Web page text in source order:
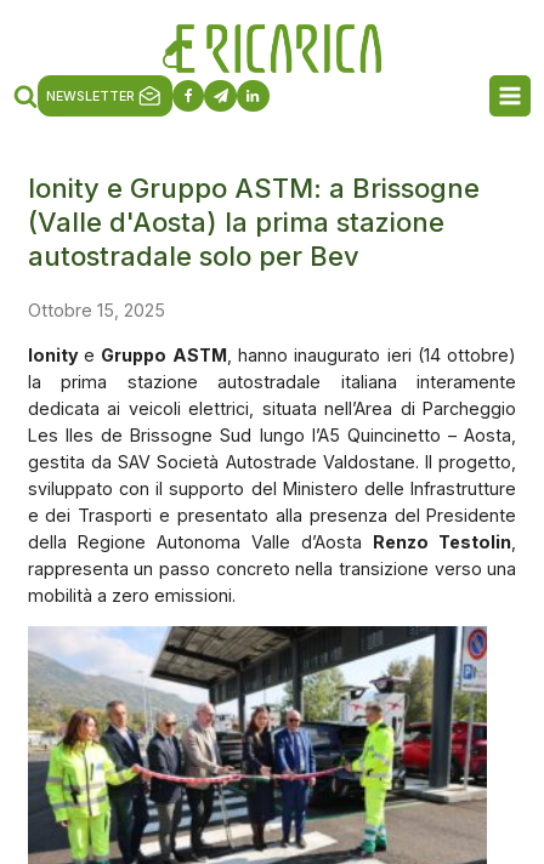
NEWSLETTER
Ionity e Gruppo ASTM: a Brissogne
(Valle d'Aosta) la prima stazione
autostradale solo per Bev
Ottobre 15, 2025
Ionity e Gruppo ASTM, hanno inaugurato ieri (14 ottobre)
la prima stazione autostradale italiana interamente
dedicata ai veicoli elettrici, situata nell’Area di Parcheggio
Les Iles de Brissogne Sud lungo l’A5 Quincinetto – Aosta,
gestita da SAV Società Autostrade Valdostane. Il progetto,
sviluppato con il supporto del Ministero delle Infrastrutture
e dei Trasporti e presentato alla presenza del Presidente
della Regione Autonoma Valle d’Aosta Renzo Testolin
rappresenta un passo concreto nella transizione verso una
mobilità a zero emissioni.